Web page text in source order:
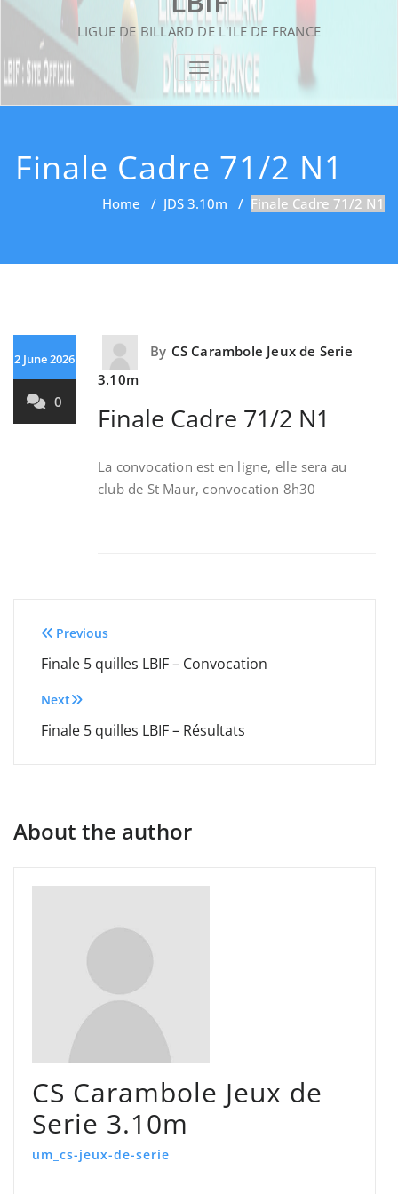
LIGUE DE BILLARD DE L'ILE DE FRANCE
TOGGLE NAVIGATION
Finale Cadre 71/2 N1
Home / JDS 3.10m / Finale Cadre 71/2 N1
2 June 2026
0
By CS Carambole Jeux de Serie
3.10m
Finale Cadre 71/2 N1
La convocation est en ligne, elle sera au
club de St Maur, convocation 8h30
Post
navigation
Previous
Finale 5 quilles LBIF – Convocation
Next
Finale 5 quilles LBIF – Résultats
About the author
CS Carambole Jeux de
Serie 3.10m
um_cs-jeux-de-serie